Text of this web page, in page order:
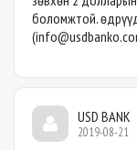
боломжтой.
(
USD BANK
2019-08-21